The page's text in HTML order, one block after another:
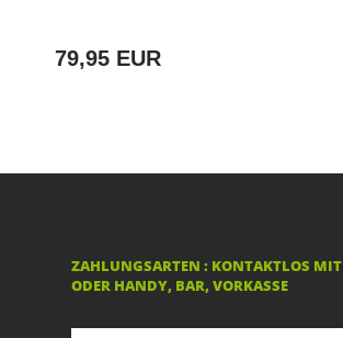
79,95 EUR
ZAHLUNGSARTEN : KONTAKTLOS MIT
ODER HANDY, BAR, VORKASSE